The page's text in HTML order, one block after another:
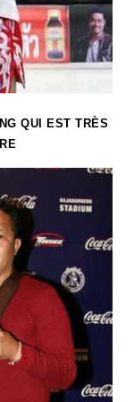
QUI EST TRÈS